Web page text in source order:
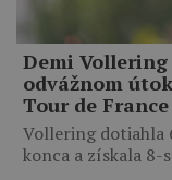
Demi
odvážnom
Tour de
Vollering dotiahla
konca a získala 8-